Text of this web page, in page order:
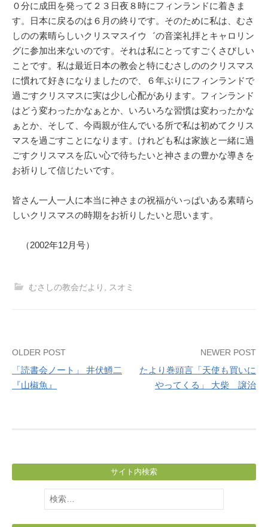
０分に成田を発って２３日夜８時にフィンランドに着きま
す。日本に戻るのは６月の終りです。そのために私は、むさ
しのの素晴らしいクリスマスイウ゛の音楽礼拝とキャロリン
グに参加出来ないのです。それは私にとってすごくさびしい
ことです。私は最近日本の教会と特にむさしののクリスマス
に慣れて好きになりましたので、６年ぶりにフィンランドで
過ごすクリスマスに実は少し心配があります。フィンランド
はどう変わったかなぁとか、いろいろな習慣は変わったかな
ぁとか、そして、今両親が住んでいる所で私は初めてクリス
マスを過ごすことになります。けれども私は家族と一緒に過
ごすクリスマスを広い心で待ちたいと神さまの豊かな導きを
お祈りして信じたいです。
皆さん一人一人に本当に神さまの祝福がいっぱいある素晴ら
しいクリスマスの時期をお祈りしたいと思います。
（2002年12月号）
むさしの教会だより スオミ
Post
navigation
OLDER POST
「読書会ノート」 井伏鱒二
『山椒魚』
NEWER POST
たより巻頭言「天使も買いに
やってくる」 大柴 譲治
サイト内検索
検
索: